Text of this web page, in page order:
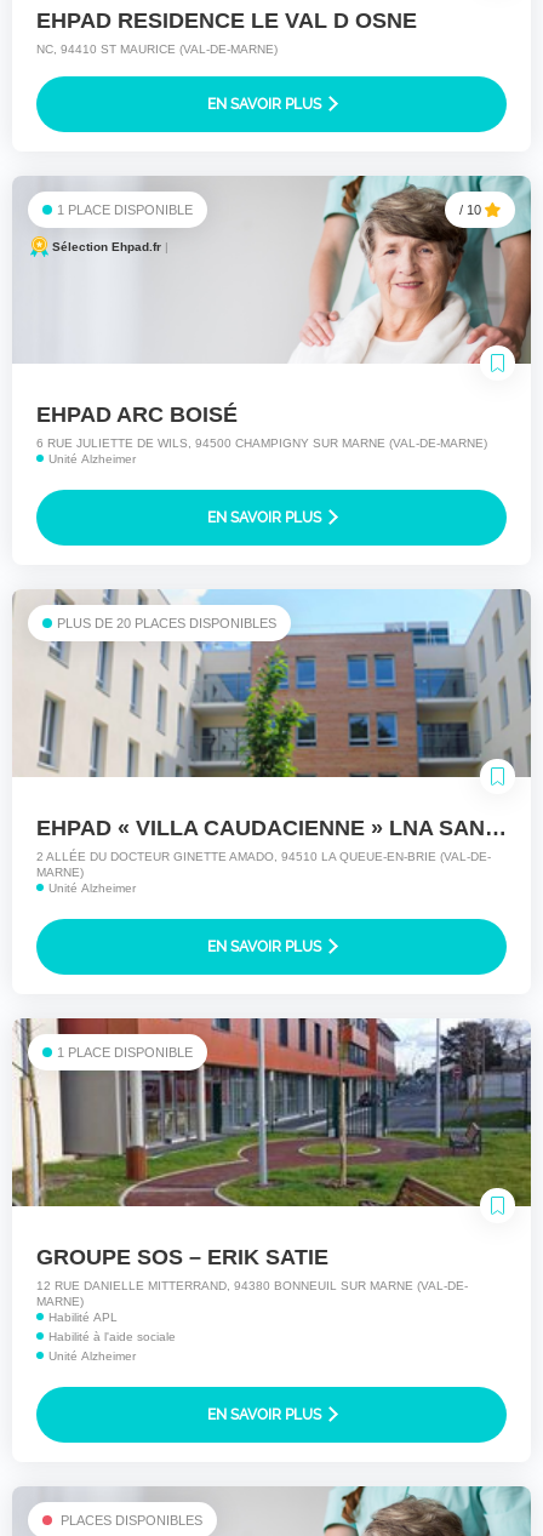
EHPAD RESIDENCE LE VAL D OSNE
NC, 94410 ST MAURICE (VAL-DE-MARNE)
EN SAVOIR PLUS
1 PLACE DISPONIBLE / 10
Sélection Ehpad.fr |
EHPAD ARC BOISÉ
6 RUE JULIETTE DE WILS, 94500 CHAMPIGNY SUR MARNE (VAL-DE-MARNE)
Unité Alzheimer
EN SAVOIR PLUS
PLUS DE 20 PLACES DISPONIBLES
EHPAD « VILLA CAUDACIENNE » LNA SANTE
2 ALLÉE DU DOCTEUR GINETTE AMADO, 94510 LA QUEUE-EN-BRIE (VAL-DE-
MARNE)
Unité Alzheimer
EN SAVOIR PLUS
1 PLACE DISPONIBLE
GROUPE SOS – ERIK SATIE
12 RUE DANIELLE MITTERRAND, 94380 BONNEUIL SUR MARNE (VAL-DE-
MARNE)
Habilité APL
Habilité à l'aide sociale
Unité Alzheimer
EN SAVOIR PLUS
PLACES DISPONIBLES